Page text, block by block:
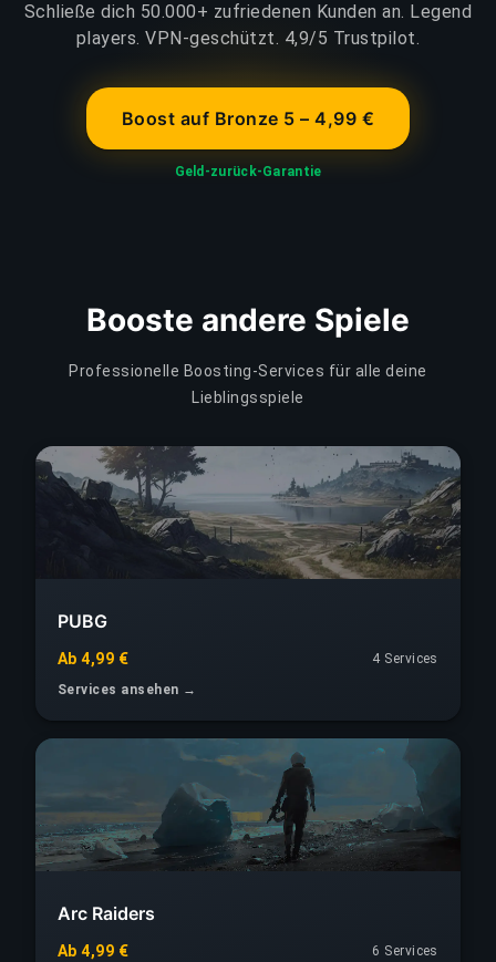
Schließe dich 50.000+ zufriedenen Kunden an. Legend
players. VPN-geschützt. 4,9/5 Trustpilot.
Boost auf Bronze 5 – 4,99 €
Geld-zurück-Garantie
Booste andere Spiele
Professionelle Boosting-Services für alle deine
Lieblingsspiele
PUBG
Ab 4,99 €
4 Services
Services ansehen →
Arc Raiders
Ab 4,99 € 6 Services